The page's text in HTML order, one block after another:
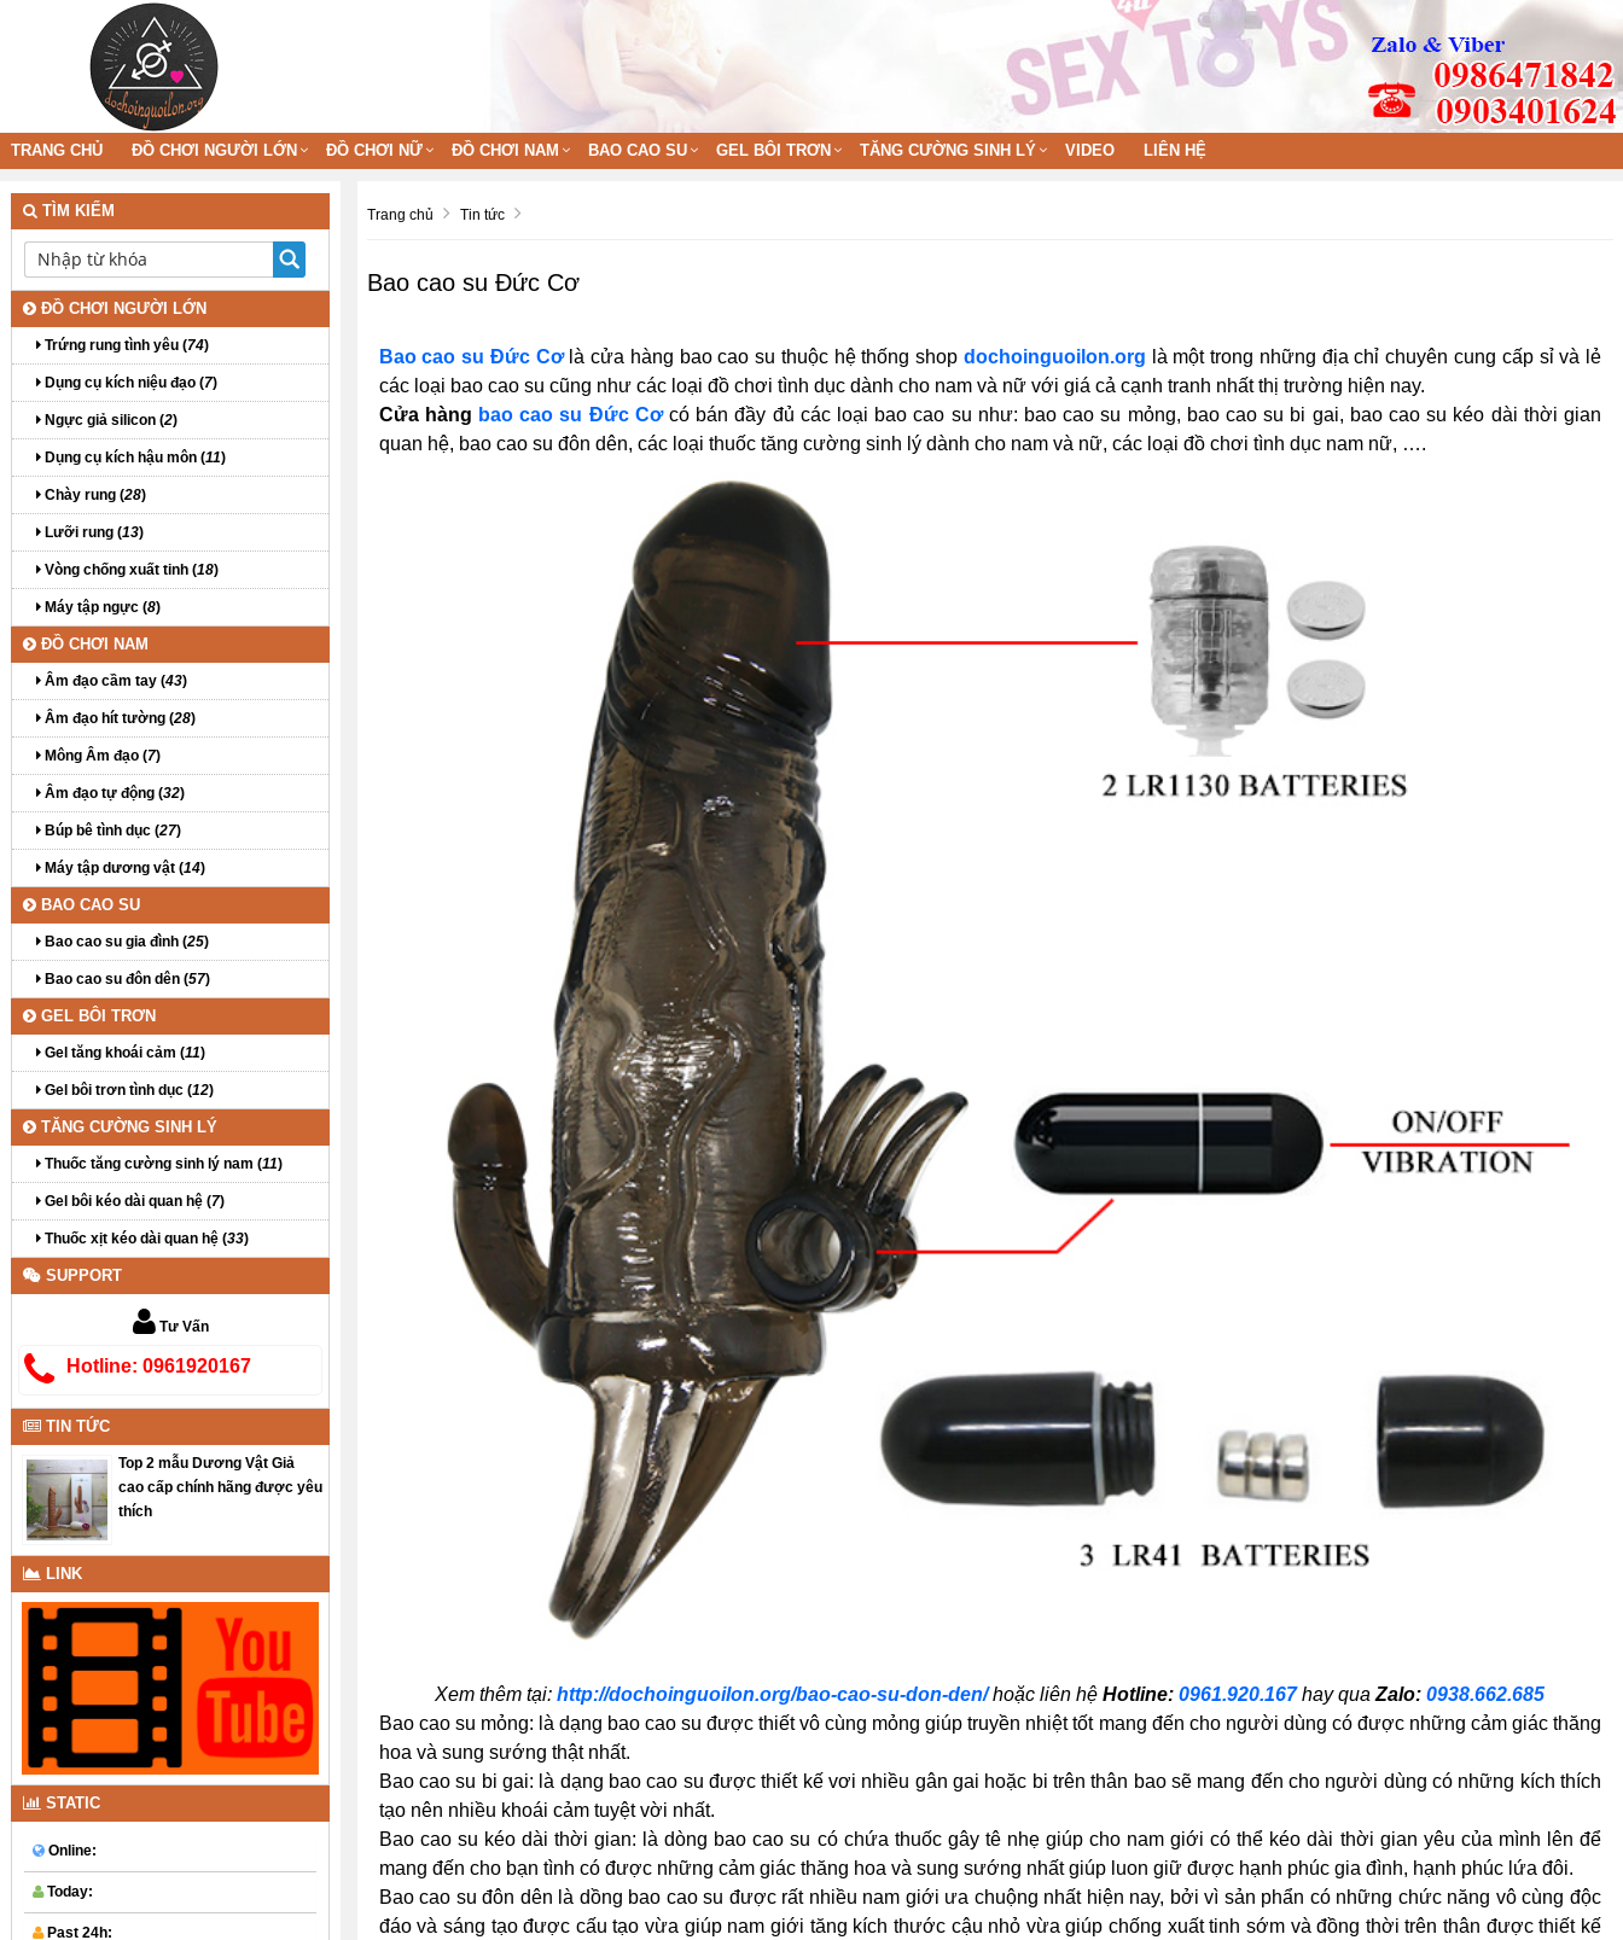
TRANG CHỦ ĐỒ CHƠI NGƯỜI LỚN ĐỒ CHƠI NỮ ĐỒ CHƠI NAM BAO CAO SU GEL BÔI TRƠN TĂNG CƯỜNG SINH LÝ VIDEO LIÊN HỆ
Trang chủ Tin tức
Bao cao su Đức Cơ
Bao cao su Đức Cơlà cửa hàng bao cao su thuộc hệ thống shop dochoinguoilon.org là một trong những địa chỉ chuyên cung cấp sỉ và lẻ
các loại bao cao su cũng như các loại đồ chơi tình dục dành cho nam và nữ với giá cả cạnh tranh nhất thị trường hiện nay.
Cửa hàng bao cao su Đức Cơcó bán đầy đủ các loại bao cao su như: bao cao su mỏng, bao cao su bi gai, bao cao su kéo dài thời gian
quan hệ, bao cao su đôn dên, các loại thuốc tăng cường sinh lý dành cho nam và nữ, các loại đồ chơi tình dục nam nữ, ….
Xem thêm tại:http://dochoinguoilon.org/bao-cao-su-don-den/hoặc liên hệHotline:0961.920.167hay quaZalo:0938.662.685
Bao cao su mỏng: là dạng bao cao su được thiết vô cùng mỏng giúp truyền nhiệt tốt mang đến cho người dùng có được những cảm giác thăng
hoa và sung sướng thật nhất.
Bao cao su bi gai: là dạng bao cao su được thiết kế vơi nhiều gân gai hoặc bi trên thân bao sẽ mang đến cho người dùng có những kích thích
tạo nên nhiều khoái cảm tuyệt vời nhất.
Bao cao su kéo dài thời gian: là dòng bao cao su có chứa thuốc gây tê nhẹ giúp cho nam giới có thể kéo dài thời gian yêu của mình lên để
mang đến cho bạn tình có được những cảm giác thăng hoa và sung sướng nhất giúp luon giữ được hạnh phúc gia đình, hạnh phúc lứa đôi.
Bao cao su đôn dên là dồng bao cao su được rất nhiều nam giới ưa chuộng nhất hiện nay, bởi vì sản phẩn có những chức năng vô cùng độc
đáo và sáng tạo được cấu tạo vừa giúp nam giới tăng kích thước cậu nhỏ vừa giúp chống xuất tinh sớm và đồng thời trên thân được thiết kế
TÌM KIẾM
ĐỒ CHƠI NGƯỜI LỚN
Trứng rung tình yêu (74)
Dụng cụ kích niệu đạo (7)
Ngực giả silicon (2)
Dụng cụ kích hậu môn (11)
Chày rung (28)
Lưỡi rung (13)
Vòng chống xuất tinh (18)
Máy tập ngực (8)
ĐỒ CHƠI NAM
Âm đạo cầm tay (43)
Âm đạo hít tường (28)
Mông Âm đạo (7)
Âm đạo tự động (32)
Búp bê tình dục (27)
Máy tập dương vật (14)
BAO CAO SU
Bao cao su gia đình (25)
Bao cao su đôn dên (57)
GEL BÔI TRƠN
Gel tăng khoái cảm (11)
Gel bôi trơn tình dục (12)
TĂNG CƯỜNG SINH LÝ
Thuốc tăng cường sinh lý nam (11)
Gel bôi kéo dài quan hệ (7)
Thuốc xịt kéo dài quan hệ (33)
SUPPORT
Tư Vấn
Hotline: 0961920167
TIN TỨC
Top 2 mẫu Dương Vật Giả
cao cấp chính hãng được yêu
thích
LINK
STATIC
Online:
Today:
Past 24h: